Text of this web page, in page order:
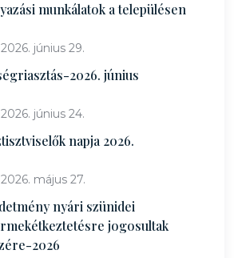
munkálatok a településen
2026. június 29.
2026. június
2026. június 24.
napja 2026.
2026. május 27.
nyári szünidei
jogosultak
2026